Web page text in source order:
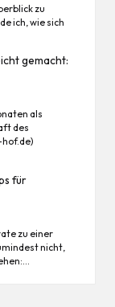
zu
ich, wie sich
gemacht:
als
des
für
zu einer
nicht,